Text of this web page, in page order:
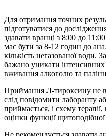
Для отримання точних
підготуватися до
здавати вранці з 8:00 до
має бути за 8-12 годин до
кількість негазованої води.
бажано уникати
вживання алкоголю та
Приймання Л-тироксину не
слід повідомити лаборанту
приймається, і схему
оцінки функції щитоподібної